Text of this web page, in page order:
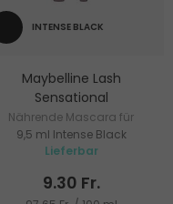
INTENSE BLACK
Maybelline Lash
Sensational
Nährende Mascara für
Volumen und Verlängerung
9,5 ml Intense Black
Lieferbar
9.30 Fr.